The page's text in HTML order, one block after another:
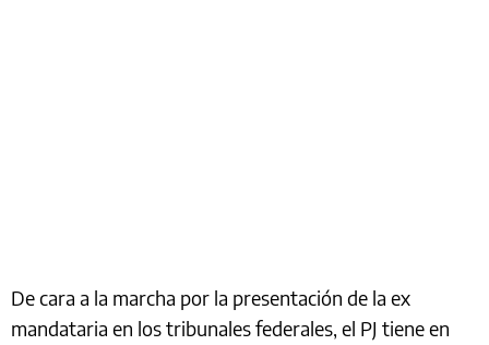
De cara a la marcha por la presentación de la ex
mandataria en los tribunales federales, el PJ tiene en